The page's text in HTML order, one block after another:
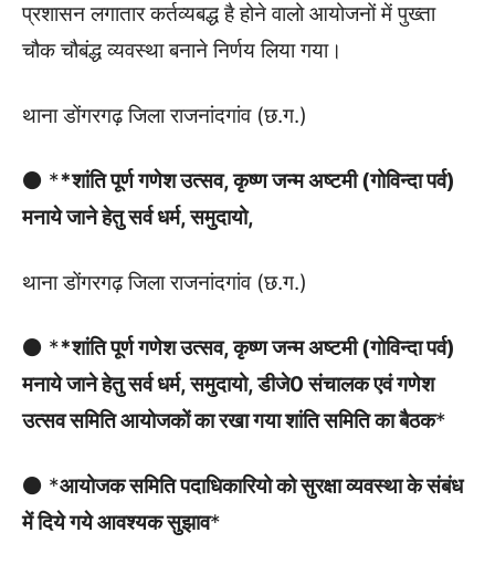
प्रशासन लगातार कर्तव्यबद्ध है होने वालो आयोजनों में पुख्ता
चौक चौबंद्ध व्यवस्था बनाने निर्णय लिया गया।
थाना डोंगरगढ़ जिला राजनांदगांव (छ.ग.)
⚫ **शांति पूर्ण गणेश उत्सव, कृष्ण जन्म अष्टमी (गोविन्दा पर्व)
मनाये जाने हेतु सर्व धर्म, समुदायो,
थाना डोंगरगढ़ जिला राजनांदगांव (छ.ग.)
⚫ **शांति पूर्ण गणेश उत्सव, कृष्ण जन्म अष्टमी (गोविन्दा पर्व)
मनाये जाने हेतु सर्व धर्म, समुदायो, डीजे0 संचालक एवं गणेश
उत्सव समिति आयोजकों का रखा गया शांति समिति का बैठक*
⚫ *आयोजक समिति पदाधिकारियो को सुरक्षा व्यवस्था के संबंध
में दिये गये आवश्यक सुझाव*